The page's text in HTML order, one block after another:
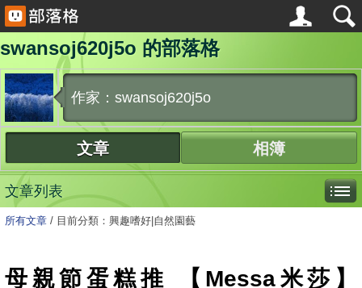
swansoj620j5o 的部落格
作家：swansoj620j5o
文章 相簿
文章列表
所有文章 / 目前分類：興趣嗜好|自然園藝
母親節蛋糕推 【Messa米莎】